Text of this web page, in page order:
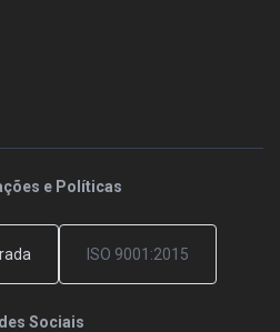
e Políticas
ISO 9001:2015
Sociais